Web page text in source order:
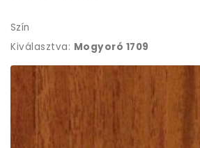
Szín
Kiválasztva: Mogyoró 1709